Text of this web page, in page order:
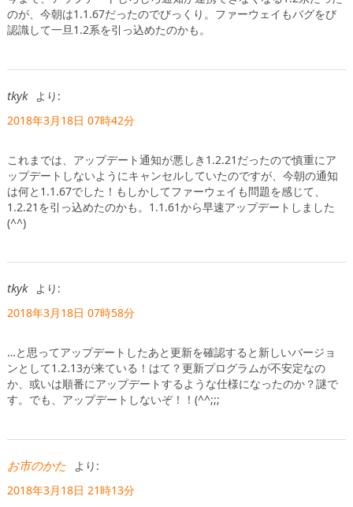
のが、今朝は1.1.67だったのでびっくり。ファーウェイもバグをび
認識して一旦1.2系を引っ込めたのかも。
tkyk
より:
2018年3月18日 07時42分
これまでは、アップデート通知が悪しき1.2.21だったので慎重にア
ップデートしないようにキャンセルしていたのですが、今朝の通知
は何と1.1.67でした！もしかしてファーウェイも問題を感じて、
1.2.21を引っ込めたのかも。1.1.61から早速アップデートしました
(^^)
tkyk
より:
2018年3月18日 07時58分
…と思ってアップデートしたあと更新を確認すると新しいバージョ
ンとして1.2.13が来ている！はて？更新プログラムが不安定なの
か、或いは順番にアップデートするような仕様になったのか？謎で
す。でも、アップデートしないぞ！！(^^;;;
お市のかた
より:
2018年3月18日 21時13分